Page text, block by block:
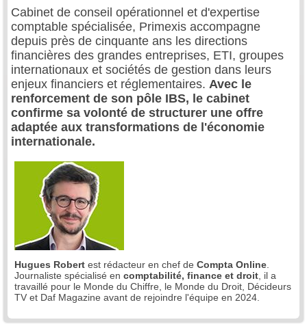
Cabinet de conseil opérationnel et d'expertise
comptable spécialisée, Primexis accompagne
depuis près de cinquante ans les directions
financières des grandes entreprises, ETI, groupes
internationaux et sociétés de gestion dans leurs
enjeux financiers et réglementaires. Avec le
renforcement de son pôle IBS, le cabinet
confirme sa volonté de structurer une offre
adaptée aux transformations de l'économie
internationale.
Hugues Robert est rédacteur en chef de Compta Online
Journaliste spécialisé en comptabilité, finance et droit , il a
travaillé pour le Monde du Chiffre, le Monde du Droit, Décideurs
TV et Daf Magazine avant de rejoindre l'équipe en 2024.